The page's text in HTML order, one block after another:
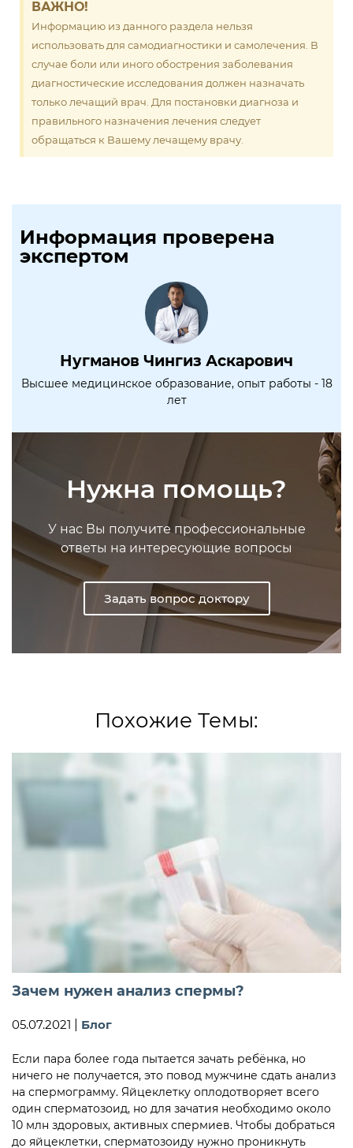
ВАЖНО!
Информацию из данного раздела нельзя
использовать для самодиагностики и самолечения. В
случае боли или иного обострения заболевания
диагностические исследования должен назначать
только лечащий врач. Для постановки диагноза и
правильного назначения лечения следует
обращаться к Вашему лечащему врачу.
Информация проверена
экспертом
Нугманов Чингиз Аскарович
Высшее медицинское образование, опыт работы - 18
лет
Нужна помощь?
У нас Вы получите профессиональные
ответы на интересующие вопросы
Задать вопрос доктору
Похожие Темы:
Зачем нужен анализ спермы?
05.07.2021 Блог
Если пара более года пытается зачать ребёнка, но
ничего не получается, это повод мужчине сдать анализ
на спермограмму. Яйцеклетку оплодотворяет всего
один сперматозоид, но для зачатия необходимо около
10 млн здоровых, активных спермиев. Чтобы добраться
до яйцеклетки, сперматозоиду нужно проникнуть